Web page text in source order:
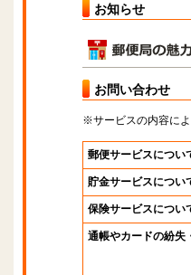
お知らせ
お問い合わせ
※サービスの内容に
郵便サービスについ
貯金サービスについ
保険サービスについ
通帳やカードの紛失